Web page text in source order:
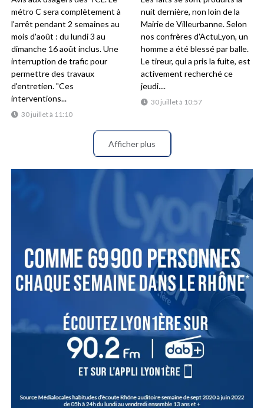
30 juillet à 11:10
métro C sera complètement à
l'arrêt pendant 2 semaines au
mois d'août : du lundi 3 au
dimanche 16 août inclus. Une
interruption de trafic pour
permettre des travaux
d'entretien. "Ces
interventions...
30 juillet à 10:57
nuit dernière, non loin de la
Mairie de Villeurbanne. Selon
nos confrères d'ActuLyon, un
homme a été blessé par balle.
Le tireur, qui a pris la fuite, est
activement recherché ce
jeudi....
Afficher plus